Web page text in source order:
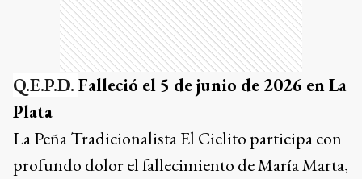
Q.E.P.D. Falleció el 5 de junio de 2026 en La
Plata
La Peña Tradicionalista El Cielito participa con
profundo dolor el fallecimiento de María Marta,